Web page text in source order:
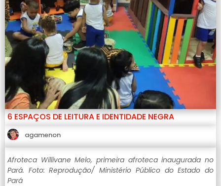
6 ESPAÇOS DE LEITURA E IDENTIDADE NEGRA
agamenon
Afroteca Willivane Melo, primeira afroteca inaugurada no
Pará. Foto: Reprodução/ Ministério Público do Estado do
Pará